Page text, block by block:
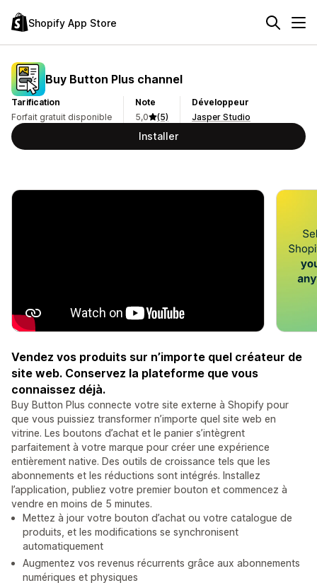
Shopify App Store
Buy Button Plus channel
Tarification
Forfait gratuit disponible
Note
5,0
(5)
Développeur
Jasper Studio
Installer
Vendez vos produits sur n’importe quel créateur de
site web. Conservez la plateforme que vous
connaissez déjà.
Buy Button Plus connecte votre site externe à Shopify pour
que vous puissiez transformer n’importe quel site web en
vitrine. Les boutons d’achat et le panier s’intègrent
parfaitement à votre marque pour créer une expérience
entièrement native. Des outils de croissance tels que les
abonnements et les réductions sont intégrés. Installez
l’application, publiez votre premier bouton et commencez à
vendre en moins de 5 minutes.
Mettez à jour votre bouton d’achat ou votre catalogue de
produits, et les modifications se synchronisent
automatiquement
Augmentez vos revenus récurrents grâce aux abonnements
numériques et physiques